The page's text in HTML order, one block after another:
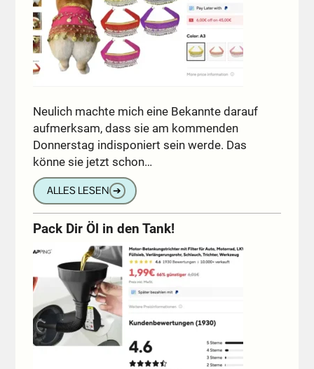
Neulich machte mich eine Bekannte darauf
aufmerksam, dass sie am kommenden
Donnerstag indisponiert sein werde. Das
könne sie jetzt schon…
ALLES LESEN ➔
Pack Dir Öl in den Tank!